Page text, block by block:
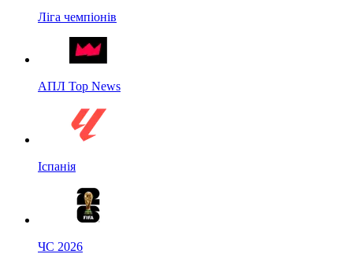
Ліга чемпіонів
АПЛ Top News
Іспанія
ЧС 2026